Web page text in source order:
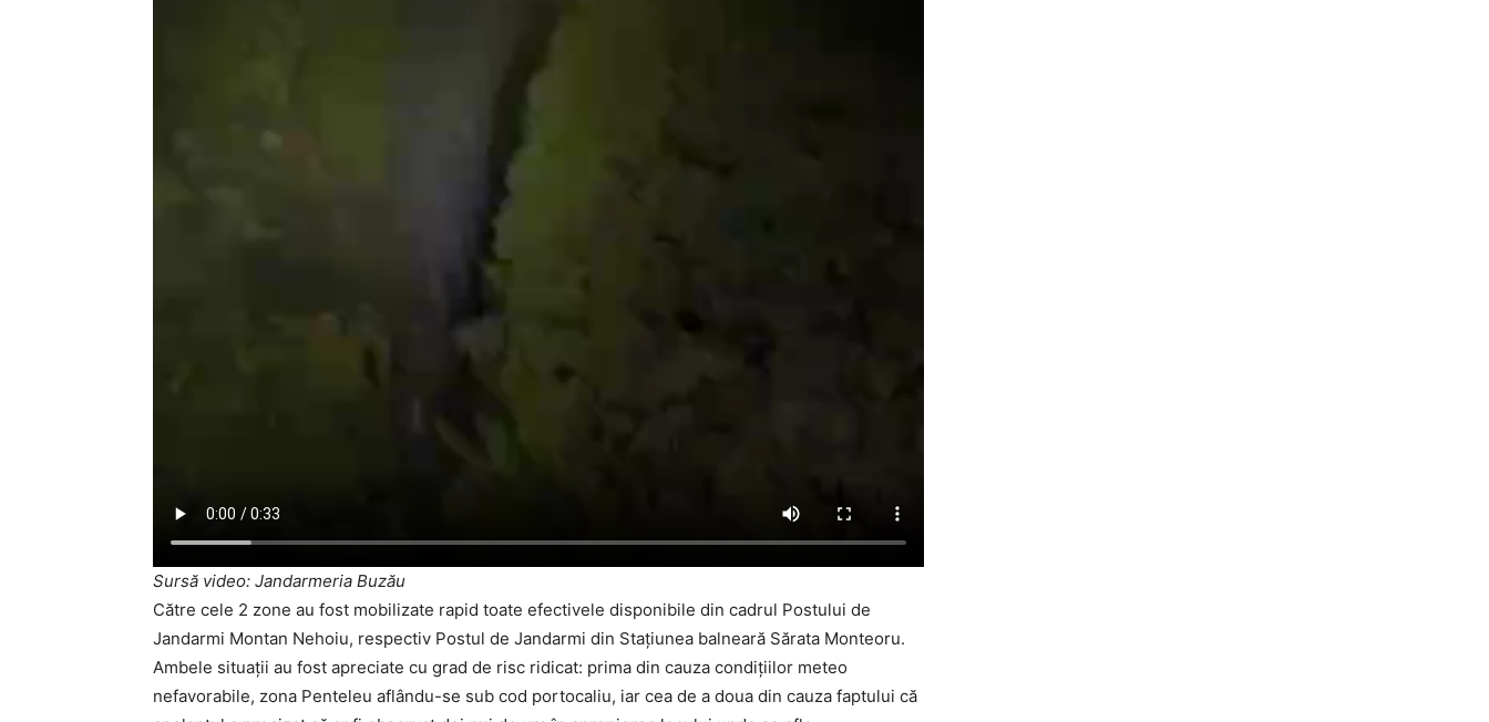
Sursă video: Jandarmeria Buzău
Către cele 2 zone au fost mobilizate rapid toate efectivele disponibile din cadrul Postului de
Jandarmi Montan Nehoiu, respectiv Postul de Jandarmi din Stațiunea balneară Sărata Monteoru.
Ambele situații au fost apreciate cu grad de risc ridicat: prima din cauza condițiilor meteo
nefavorabile, zona Penteleu aflându-se sub cod portocaliu, iar cea de a doua din cauza faptului că